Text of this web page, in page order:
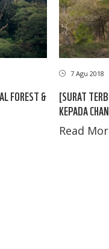
FOREST &
7 Agu 2018
[SURAT
KEPADA
Read